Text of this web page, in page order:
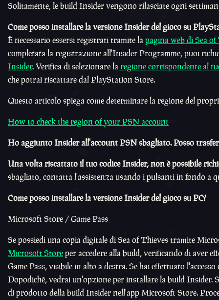
Solitamente, le build Insider vengono rilasciate ogni
Come posso installare la versione Insider del gioco su
È necessario essersi registrati tramite lapagina web di Sea
completata la registrazione all'Insider Programme, puoi
Insider. Verifica di selezionare laregione corrispondente al
che potrai riscattare dal PlayStation Store.
Questo articolo spiega come determinare la regione del
How to check the region of your PSN account
Ho aggiunto Insider all'account PSN sbagliato. Posso
Una volta riscattato il tuo codice Insider, non è possibile
sbagliato, contatta l'assistenza usando i pulsanti in fondo a
Come posso installare la versione Insider del gioco su PC?
Microsoft Store / Game Pass
Se possiedi una copia digitale di Sea of Thieves tramite
Microsoft Storeper accedere alla build, verificando di aver
Game Pass, visibile in alto a destra. Se hai effettuato
Dopodiché, vedrai un'opzione per installare la build
di prodotto della build Insider nell'app Microsoft Store.